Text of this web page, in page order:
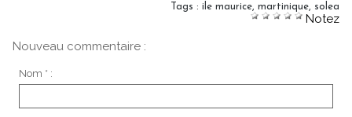
Tags : ile maurice, martinique, solea
Notez
Nouveau commentaire :
Nom * :